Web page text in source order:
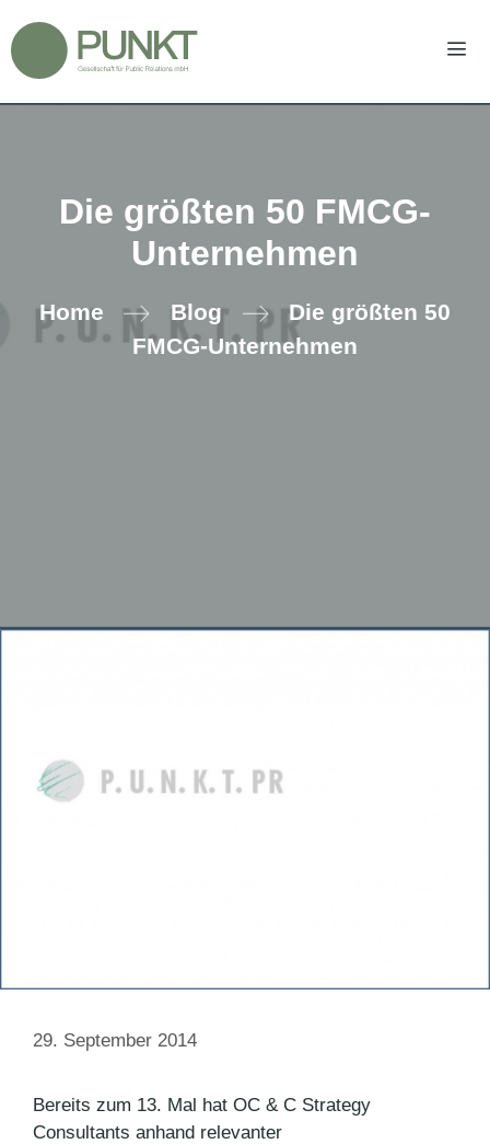
Inhalt
springen
Die größten 50 FMCG-
Unternehmen
Home Blog
Die größten 50
FMCG-Unternehmen
29. September 2014
Bereits zum 13. Mal hat OC & C Strategy
Consultants anhand relevanter